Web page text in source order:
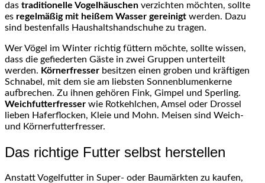
das traditionelle Vogelhäuschen verzichten möchten, sollte
es regelmäßig mit heißem Wasser gereinigt werden. Dazu
sind bestenfalls Haushaltshandschuhe zu tragen.
Wer Vögel im Winter richtig füttern möchte, sollte wissen,
dass die gefiederten Gäste in zwei Gruppen unterteilt
werden. Körnerfresser besitzen einen groben und kräftigen
Schnabel, mit dem sie am liebsten Sonnenblumenkerne
aufbrechen. Zu ihnen gehören Fink, Gimpel und Sperling.
Weichfutterfresser wie Rotkehlchen, Amsel oder Drossel
lieben Haferflocken, Kleie und Mohn. Meisen sind Weich-
und Körnerfutterfresser.
Das richtige Futter selbst herstellen
Anstatt Vogelfutter in Super- oder Baumärkten zu kaufen,